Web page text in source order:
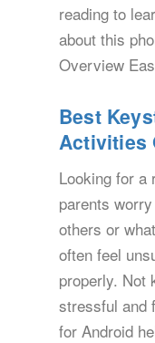
reading to
about this
Overview
Best
Activities
Looking for a
parents
others or
often feel
properly. Not
stressful and
for Android